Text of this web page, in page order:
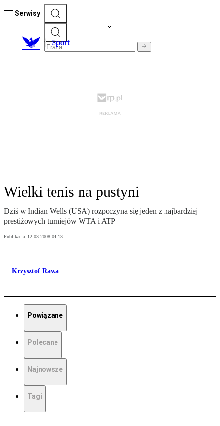
Serwisy
Sport
Wielki tenis na pustyni
Dziś w Indian Wells (USA) rozpoczyna się jeden z najbardziej
prestiżowych turniejów WTA i ATP
Publikacja: 12.03.2008 04:13
Krzysztof Rawa
Powiązane
Polecane
Najnowsze
Tagi